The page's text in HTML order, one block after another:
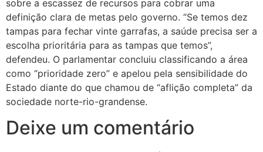
sobre a escassez de recursos para cobrar uma
definição clara de metas pelo governo. “Se temos dez
tampas para fechar vinte garrafas, a saúde precisa ser a
escolha prioritária para as tampas que temos”,
defendeu. O parlamentar concluiu classificando a área
como “prioridade zero” e apelou pela sensibilidade do
Estado diante do que chamou de “aflição completa” da
sociedade norte-rio-grandense.
Deixe um comentário